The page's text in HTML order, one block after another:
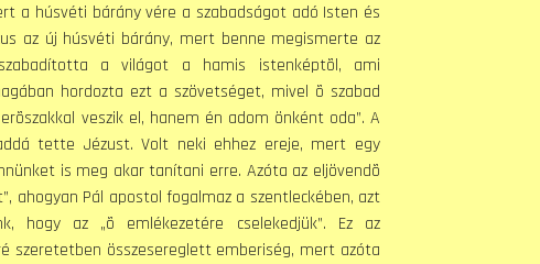
a húsvéti bárány vére a szabadságot adó Isten és
az új húsvéti bárány, mert benne megismerte az
a világot a hamis istenképtõl, ami
hordozta ezt a szövetséget, mivel õ szabad
veszik el, hanem én adom önként oda”. A
tette Jézust. Volt neki ehhez ereje, mert egy
is meg akar tanítani erre. Azóta az eljövendõ
ahogyan Pál apostol fogalmaz a szentleckében, azt
hogy az „õ emlékezetére cselekedjük”. Ez az
szeretetben összesereglett emberiség, mert azóta